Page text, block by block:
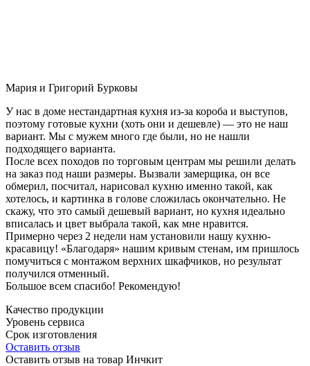
Мария и Григорий Бурковы
У нас в доме нестандартная кухня из-за короба и выступов,
поэтому готовые кухни (хоть они и дешевле) — это не наш
вариант. Мы с мужем много где были, но не нашли
подходящего варианта.
После всех походов по торговым центрам мы решили делать
на заказ под наши размеры. Вызвали замерщика, он все
обмерил, посчитал, нарисовал кухню именно такой, как
хотелось, и картинка в голове сложилась окончательно. Не
скажу, что это самый дешевый вариант, но кухня идеально
вписалась и цвет выбрала такой, как мне нравится.
Примерно через 2 недели нам установили нашу кухню-
красавицу! «Благодаря» нашим кривым стенам, им пришлось
помучиться с монтажом верхних шкафчиков, но результат
получился отменный.
Большое всем спасибо! Рекомендую!
Качество продукции
Уровень сервиса
Срок изготовления
Оставить отзыв
Оставить отзыв на товар Инчкит